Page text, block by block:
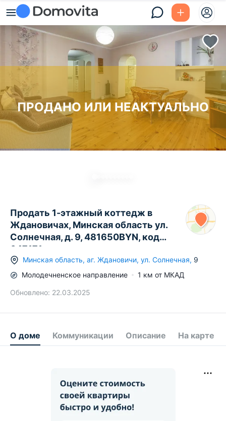
ПРОДАНО ИЛИ НЕАКТУАЛЬНО
Продать 1-этажный коттедж в
Ждановичах, Минская область ул.
Солнечная, д. 9, 481650BYN, код
647171
Минская область, аг. Ждановичи, ул. Солнечная, 9
Молодечненское направление 1 км от МКАД
Обновлено: 22.03.2025
О доме Коммуникации Описание На карте